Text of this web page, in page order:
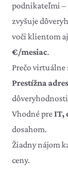
podnikateľmi –
zvyšuje
voči klientom
€/mesiac.
Prečo virtuálne
Prestížna
Vhodné preIT,
dosahom.
Žiadny nájom
ceny.